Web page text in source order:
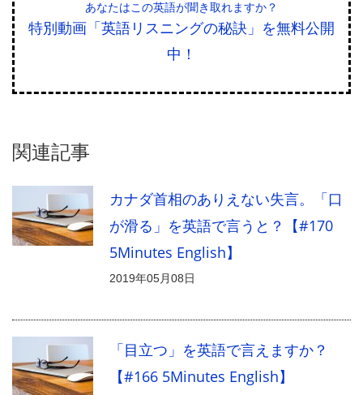
あなたはこの英語が聞き取れますか？
特別動画「英語リスニングの秘訣」を無料公開
中！
関連記事
カナダ首相のありえない失言。「口
が滑る」を英語で言うと？【#170
5Minutes English】
2019年05月08日
「目立つ」を英語で言えますか？
【#166 5Minutes English】